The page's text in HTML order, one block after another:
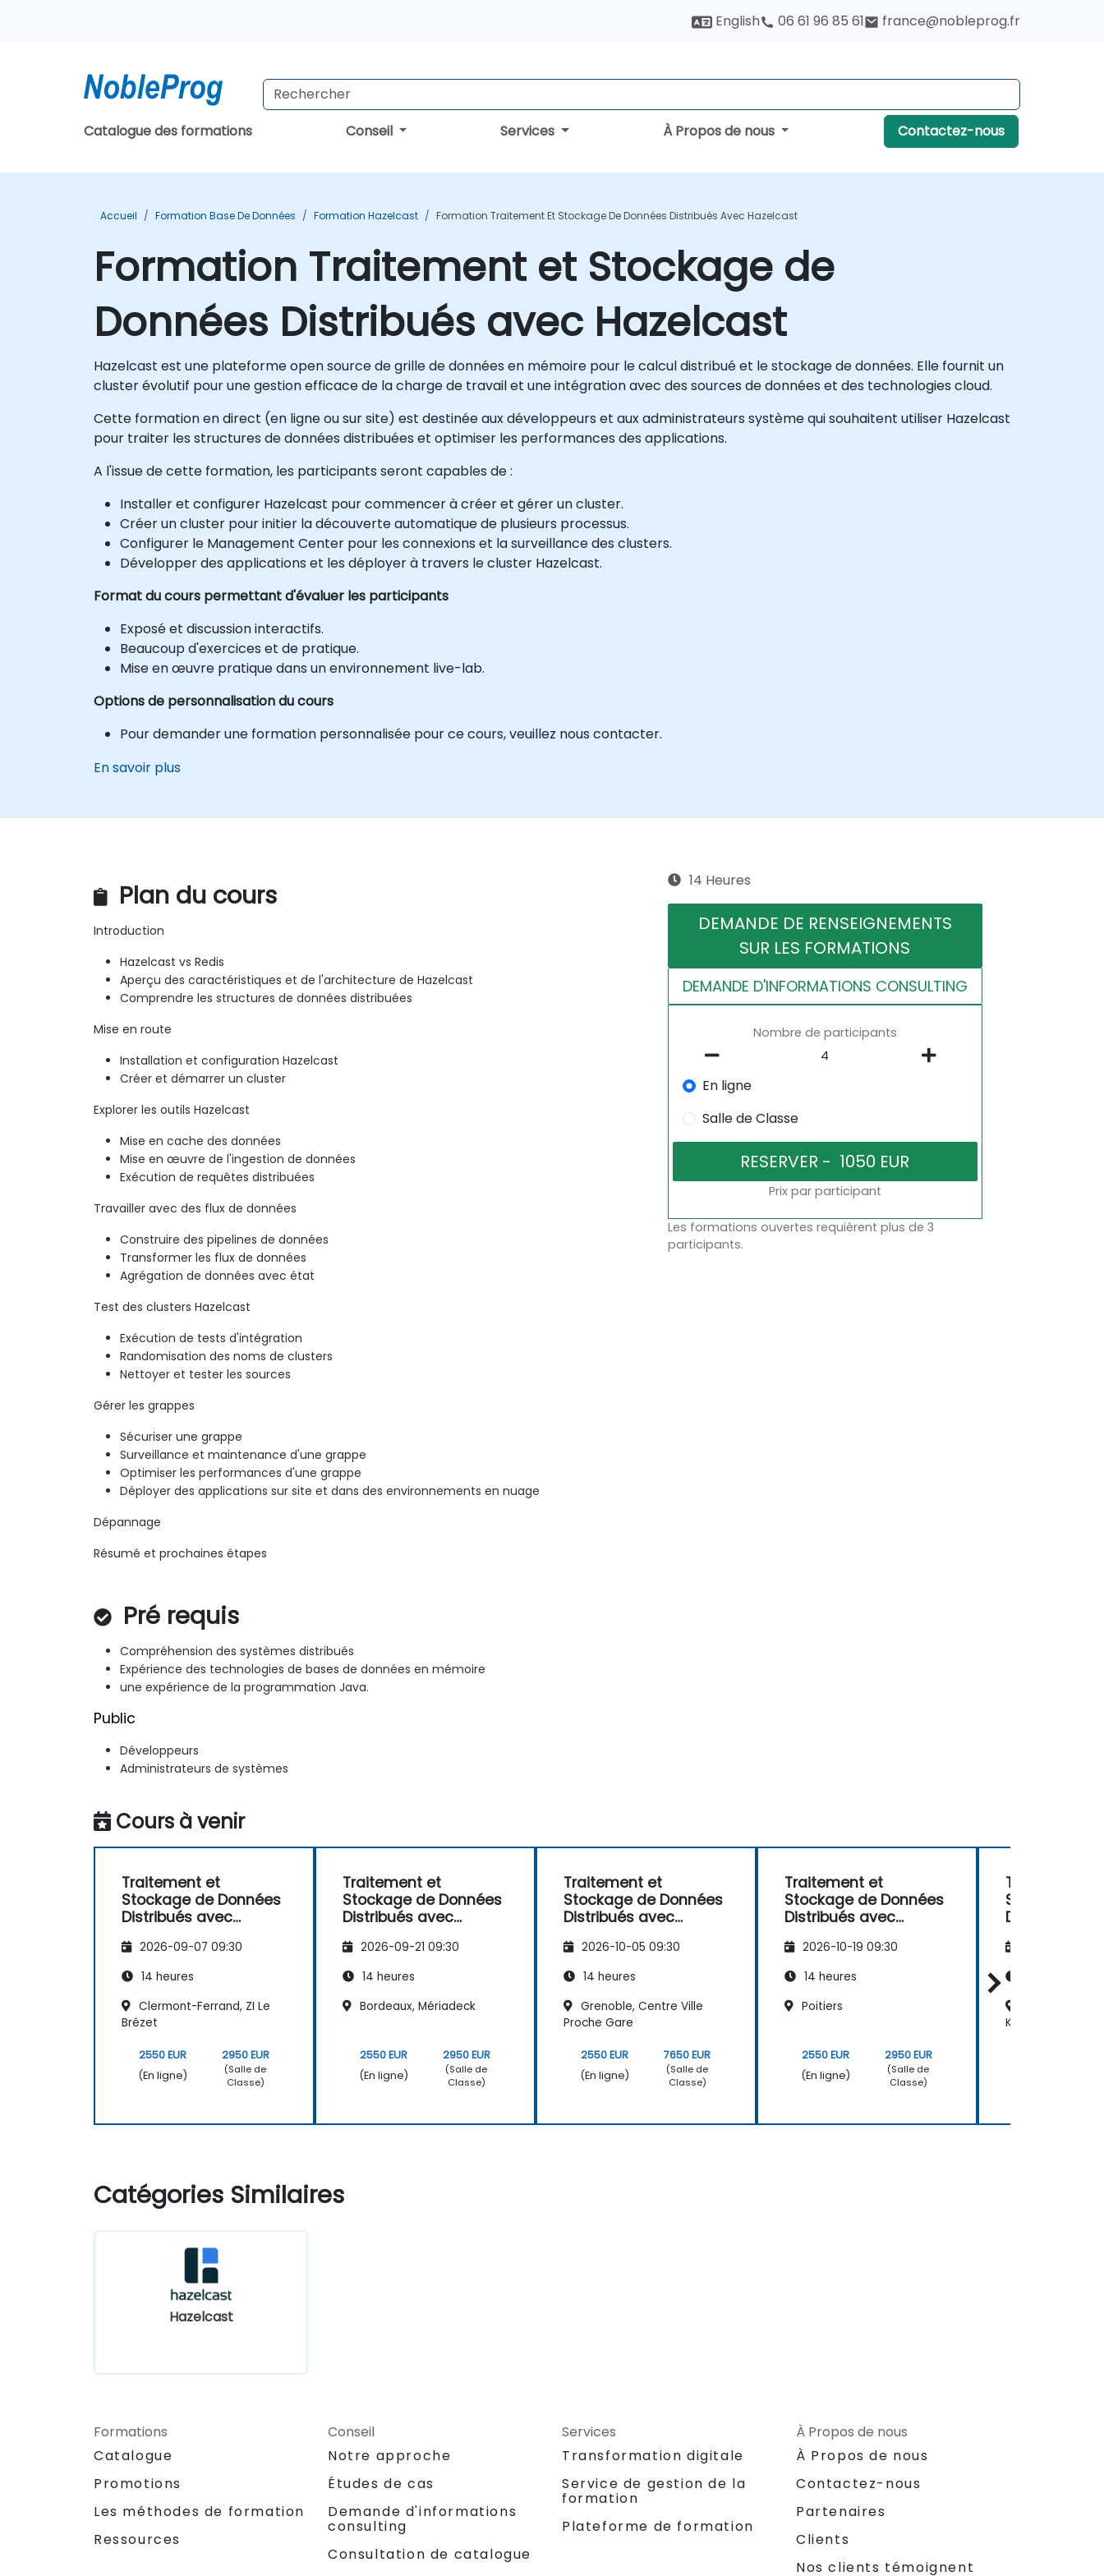
English 06 61 96 85 61 france@nobleprog.fr
Catalogue des formations Conseil Services À Propos de nous Contactez-nous
Accueil Formation Base De Données Formation Hazelcast Formation Traitement Et Stockage De Données Distribués Avec Hazelcast
Formation Traitement et Stockage de
Données Distribués avec Hazelcast
Hazelcast est une plateforme open source de grille de données en mémoire pour le calcul distribué et le stockage de données. Elle fournit un
cluster évolutif pour une gestion efficace de la charge de travail et une intégration avec des sources de données et des technologies cloud.
Cette formation en direct (en ligne ou sur site) est destinée aux développeurs et aux administrateurs système qui souhaitent utiliser Hazelcast
pour traiter les structures de données distribuées et optimiser les performances des applications.
A l'issue de cette formation, les participants seront capables de :
Installer et configurer Hazelcast pour commencer à créer et gérer un cluster.
Créer un cluster pour initier la découverte automatique de plusieurs processus.
Configurer le Management Center pour les connexions et la surveillance des clusters.
Développer des applications et les déployer à travers le cluster Hazelcast.
Format du cours permettant d'évaluer les participants
Exposé et discussion interactifs.
Beaucoup d'exercices et de pratique.
Mise en œuvre pratique dans un environnement live-lab.
Options de personnalisation du cours
Pour demander une formation personnalisée pour ce cours, veuillez nous contacter.
En savoir plus
Plan du cours
Introduction
Hazelcast vs Redis
Aperçu des caractéristiques et de l'architecture de Hazelcast
Comprendre les structures de données distribuées
Mise en route
Installation et configuration Hazelcast
Créer et démarrer un cluster
Explorer les outils Hazelcast
Mise en cache des données
Mise en œuvre de l'ingestion de données
Exécution de requêtes distribuées
Travailler avec des flux de données
Construire des pipelines de données
Transformer les flux de données
Agrégation de données avec état
Test des clusters Hazelcast
Exécution de tests d'intégration
Randomisation des noms de clusters
Nettoyer et tester les sources
Gérer les grappes
Sécuriser une grappe
Surveillance et maintenance d'une grappe
Optimiser les performances d'une grappe
Déployer des applications sur site et dans des environnements en nuage
Dépannage
Résumé et prochaines étapes
Pré requis
Compréhension des systèmes distribués
Expérience des technologies de bases de données en mémoire
une expérience de la programmation Java.
Public
Développeurs
Administrateurs de systèmes
14 Heures
DEMANDE DE RENSEIGNEMENTS
SUR LES FORMATIONS
DEMANDE D'INFORMATIONS CONSULTING
Nombre de participants
En ligne
Salle de Classe
Prix par participant
Les formations ouvertes requièrent plus de 3
participants.
Cours à venir
Traitement et
Stockage de Données
Distribués avec
2026-09-07 09:30
14 heures
Clermont-Ferrand, ZI Le
Brézet
2550 EUR
(En ligne)
2950 EUR
(Salle de
Classe)
Traitement et
Stockage de Données
Distribués avec
2026-09-21 09:30
14 heures
Bordeaux, Mériadeck
2550 EUR
(En ligne)
2950 EUR
(Salle de
Classe)
Traitement et
Stockage de Données
Distribués avec
2026-10-05 09:30
14 heures
Grenoble, Centre Ville
Proche Gare
2550 EUR
(En ligne)
7650 EUR
(Salle de
Classe)
Traitement et
Stockage de Données
Distribués avec
2026-10-19 09:30
14 heures
Poitiers
2550 EUR
(En ligne)
2950 EUR
(Salle de
Classe)
Traitement et
Stockage de
Distribués
Kibitzenau
Catégories Similaires
Hazelcast
Formations
Catalogue
Promotions
Les méthodes de formation
Ressources
Conseil
Notre approche
Études de cas
Demande d'informations
consulting
Consultation de catalogue
Services
Transformation digitale
Service de gestion de la
formation
Plateforme de formation
À Propos de nous
À Propos de nous
Contactez-nous
Partenaires
Clients
Nos clients témoignent